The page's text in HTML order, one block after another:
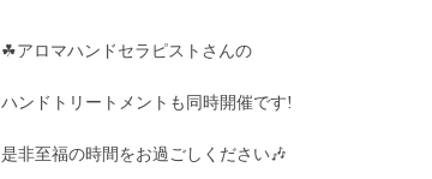
☘アロマハンドセラピストさんの
ハンドトリートメントも同時開催です!
是非至福の時間をお過ごしください🎶